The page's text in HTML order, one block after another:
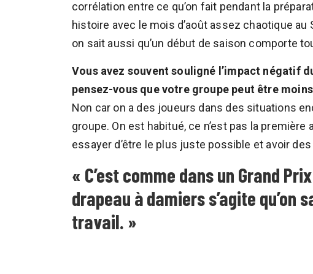
corrélation entre ce qu’on fait pendant la
histoire avec le mois d’août assez chaotique
on sait aussi qu’un début de saison comporte
Vous avez souvent souligné l’impact négatif
pensez-vous que votre groupe peut être
Non car on a des joueurs dans des situations
groupe. On est habitué, ce n’est pas la première
essayer d’être le plus juste possible et avoir
« C’est comme dans un Grand
drapeau à damiers s’agite qu’on
travail. »